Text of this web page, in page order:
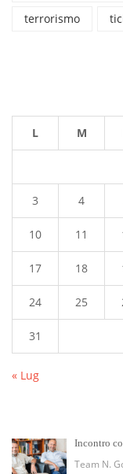
terrorismo
L M
3 4
10 11
17 18
24 25
31
« Lug
Incontro
Team N.